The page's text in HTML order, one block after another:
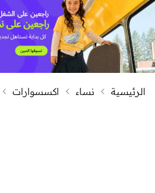
الرئيسية نساء اكسسوارات